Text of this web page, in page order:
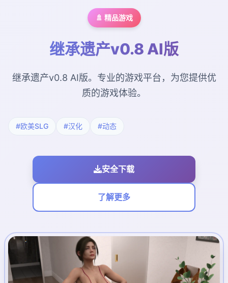
🚿 精品游戏
继承遗产v0.8 AI版
继承遗产v0.8 AI版。专业的游戏平台，为您提供优
质的游戏体验。
#欧美SLG #汉化 #动态
安全下载
了解更多